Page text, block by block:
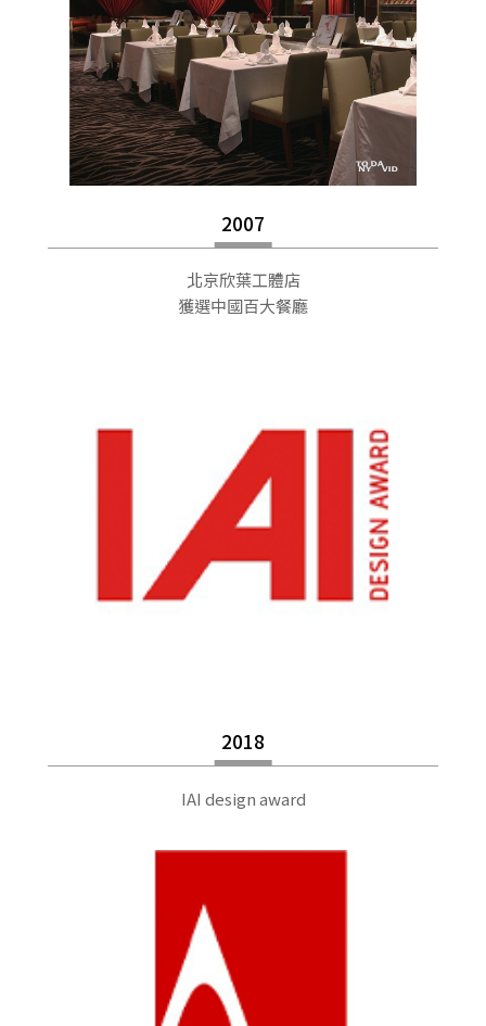
2007
北京欣葉工體店
獲選中國百大餐廳
2018
IAI design award